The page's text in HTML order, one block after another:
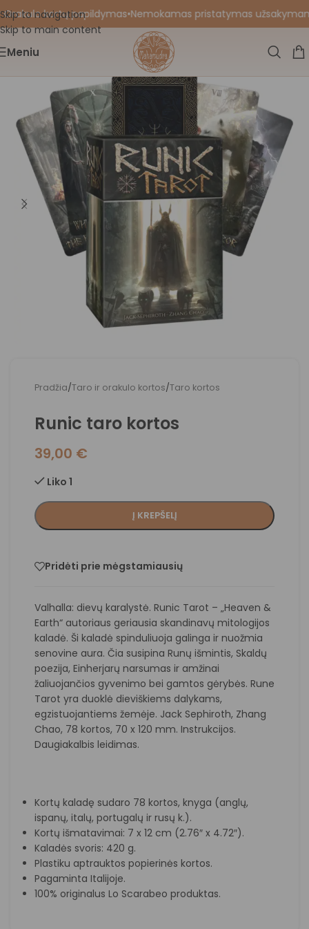
Skip to navigation
Skip to main content
kortų papildymas•Nemokamas pristatymas
Meniu
Pradžia/Taro ir orakulo kortos/Taro kortos
Runic taro kortos
39,00 €
Liko 1
Į KREPŠELĮ
Pridėti prie mėgstamiausių
Valhalla: dievų karalystė. Runic Tarot – „Heaven &
Earth“ autoriaus geriausia skandinavų mitologijos
kaladė. Ši kaladė spinduliuoja galinga ir nuožmia
senovine aura. Čia susipina Runų išmintis, Skaldų
poezija, Einherjarų narsumas ir amžinai
žaliuojančios gyvenimo bei gamtos gėrybės. Rune
Tarot yra duoklė dieviškiems dalykams,
egzistuojantiems žemėje. Jack Sephiroth, Zhang
Chao, 78 kortos, 70 x 120 mm. Instrukcijos.
Daugiakalbis leidimas.
Kortų kaladę sudaro 78 kortos, knyga (anglų,
ispanų, italų, portugalų ir rusų k.).
Kortų išmatavimai: 7 x 12 cm (2.76″ x 4.72″).
Kaladės svoris: 420 g.
Plastiku aptrauktos popierinės kortos.
Pagaminta Italijoje.
100% originalus Lo Scarabeo produktas.